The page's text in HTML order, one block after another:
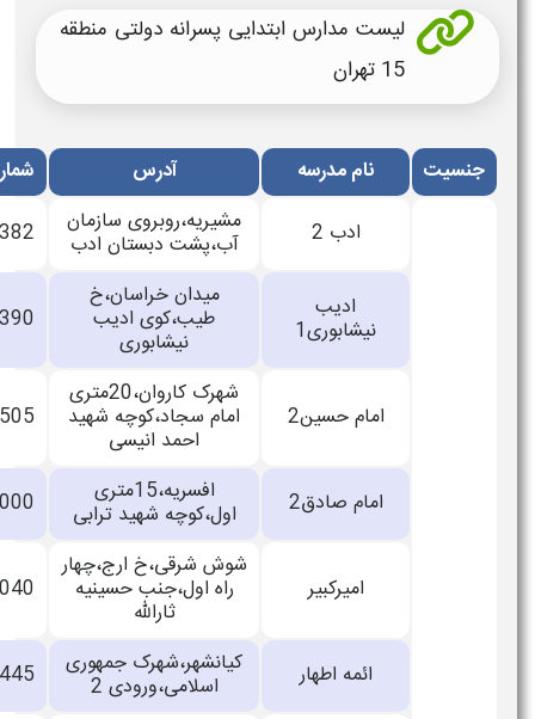
لیست مدارس ابتدایی پسرانه دولتی منطقه
15 تهران
نام مدرسه
شماره تماس
مشیریه،روبروی سازمان
آب،پشت دبستان ادب 33878382
میدان خراسان،خ
طیب،کوی ادیب 33706390
شهرک کاروان،20متری
امام سجاد،کوچه شهید 33470505
افسریه،15متری
اول،کوچه شهید ترابی 33149000
شوش شرقی،خ ارج،چهار
راه اول،جنب حسینیه 55318040
کیانشهر،شهرک جمهوری
اسلامی،ورودی 2 33604445